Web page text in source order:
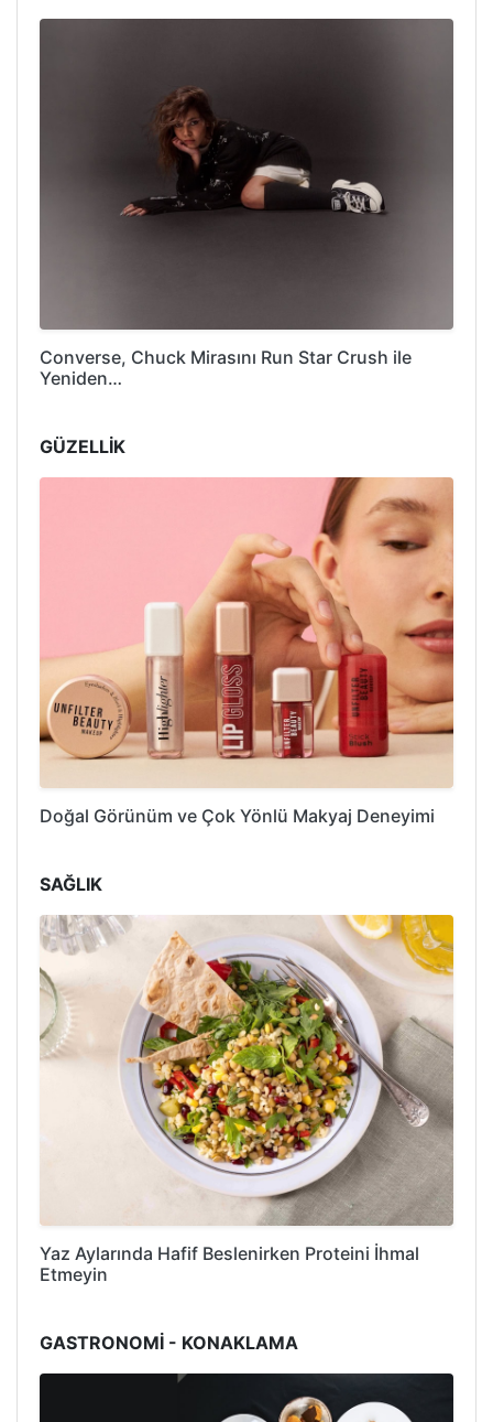
Converse, Chuck Mirasını Run Star Crush ile
Yeniden…
GÜZELLİK
Doğal Görünüm ve Çok Yönlü Makyaj Deneyimi
SAĞLIK
Yaz Aylarında Hafif Beslenirken Proteini İhmal
Etmeyin
GASTRONOMİ - KONAKLAMA